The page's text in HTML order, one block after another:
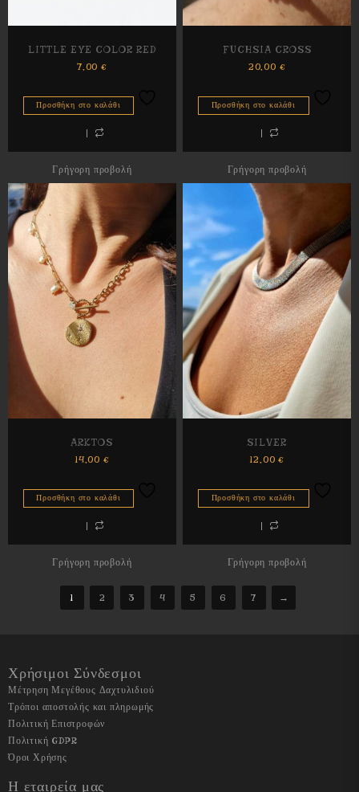
LITTLE EYE COLOR RED
7,00 €
Προσθήκη στο καλάθι
Γρήγορη προβολή
FUCHSIA CROSS
20,00 €
Προσθήκη στο καλάθι
Γρήγορη προβολή
ARKTOS
14,00 €
Προσθήκη στο καλάθι
Γρήγορη προβολή
SILVER
12,00€
Προσθήκη στο καλάθι
Γρήγορη προβολή
1 2 3 4 5 6 7 →
Χρήσιμοι Σύνδεσμοι
Μέτρηση Μεγέθους Δαχτυλιδιού
Τρόποι αποστολής και πληρωμής
Πολιτική Επιστροφών
Πολιτική GDPR
Όροι Χρήσης
Η εταιρεία μας